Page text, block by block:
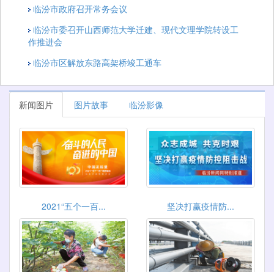
临汾市政府召开常务会议
临汾市委召开山西师范大学迁建、现代文理学院转设工
作推进会
临汾市区解放东路高架桥竣工通车
新闻图片 图片故事 临汾影像
2021“五个一百... 坚决打赢疫情防...